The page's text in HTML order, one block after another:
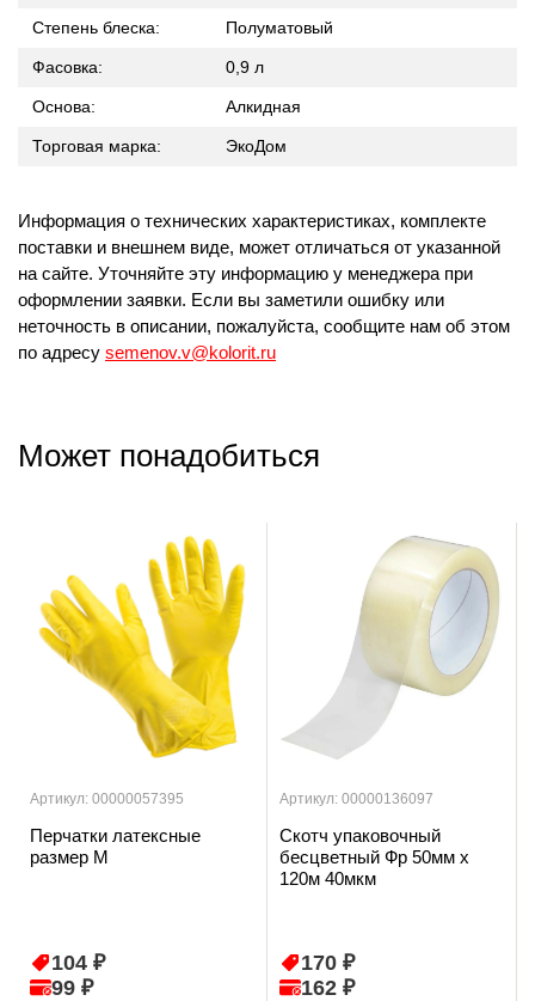
Степень блеска: Полуматовый
Фасовка: 0,9 л
Основа: Алкидная
Торговая марка: ЭкоДом
Информация о технических характеристиках, комплекте
поставки и внешнем виде, может отличаться от указанной
на сайте. Уточняйте эту информацию у менеджера при
оформлении заявки. Если вы заметили ошибку или
неточность в описании, пожалуйста, сообщите нам об этом
по адресу semenov.v@kolorit.ru
Может понадобиться
Артикул: 00000057395
Перчатки латексные
размер М
104 ₽
99 ₽
Артикул: 00000136097
Скотч упаковочный
бесцветный Фр 50мм х
120м 40мкм
170 ₽
162 ₽